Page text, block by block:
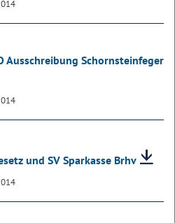
Ausschreibung Schornsteinfeger
und SV Sparkasse Brhv